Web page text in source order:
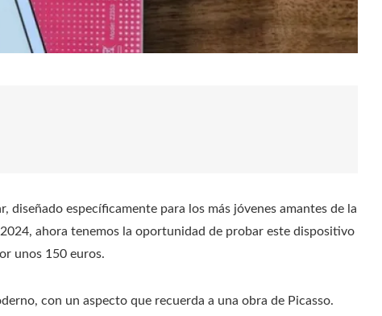
específicamente para los más jóvenes amantes de la
ahora tenemos la oportunidad de probar este dispositivo
unos 150 euros.
con un aspecto que recuerda a una obra de Picasso.